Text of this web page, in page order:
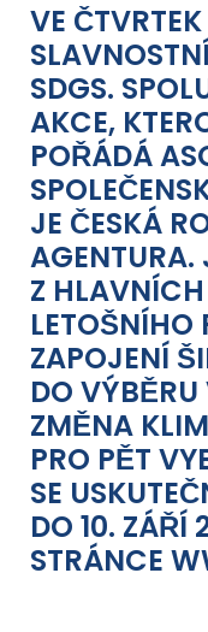
VE
SDGS.
AKCE,
POŘÁDÁ
JE ČESKÁ
AGENTURA.
Z
LETOŠNÍHO
ZAPOJENÍ
DO
ZMĚNA
PRO PĚT
SE
DO 10. ZÁŘÍ
STRÁNCE